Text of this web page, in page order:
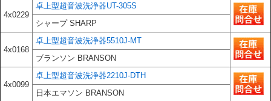
4x0229
卓上型超音波洗浄器UT-305S
シャープ SHARP
4x0168
卓上型超音波洗浄器5510J-MT
ブランソン BRANSON
4x0099
卓上型超音波洗浄器2210J-DTH
日本エマソン BRANSON